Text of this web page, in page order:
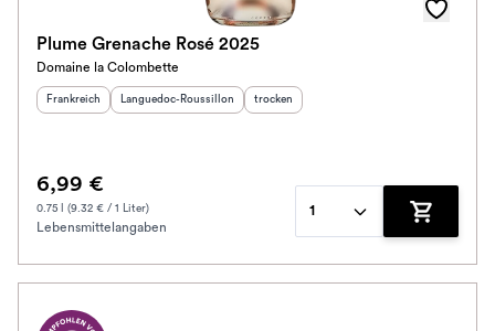
Plume Grenache Rosé 2025
Domaine la Colombette
Herkunftsland
Frankreich Herkunftsregion:
Languedoc-Roussillon Geschmack
trocken
6,99 €
0.75 l (9.32 € / 1 Liter)
Lebensmittelangaben
1
Zum